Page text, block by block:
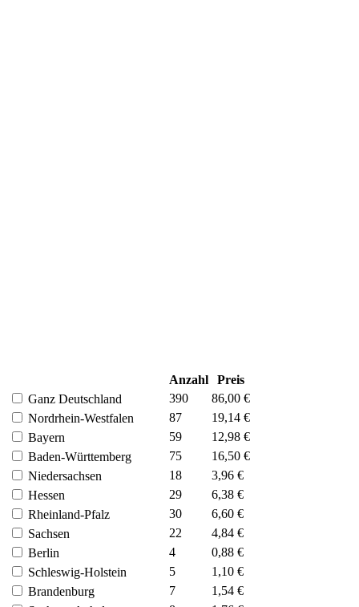
Anzahl
Preis
Ganz Deutschland
390
86,00 €
Nordrhein-Westfalen
87
19,14 €
Bayern
59
12,98 €
Baden-Württemberg
75
16,50 €
Niedersachsen
18
3,96 €
Hessen
29
6,38 €
Rheinland-Pfalz
30
6,60 €
Sachsen
22
4,84 €
Berlin
4
0,88 €
Schleswig-Holstein
5
1,10 €
Brandenburg
7
1,54 €